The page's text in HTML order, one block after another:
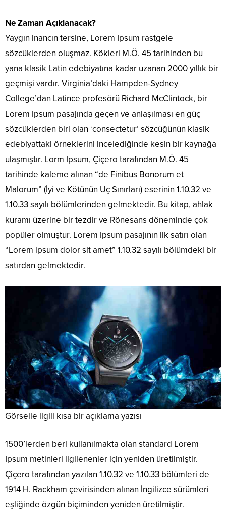
Ne Zaman Açıklanacak?
Yaygın inancın tersine, Lorem Ipsum rastgele
sözcüklerden oluşmaz. Kökleri M.Ö. 45 tarihinden bu
yana klasik Latin edebiyatına kadar uzanan 2000 yıllık bir
geçmişi vardır. Virginia’daki Hampden-Sydney
College’dan Latince profesörü Richard McClintock, bir
Lorem Ipsum pasajında geçen ve anlaşılması en güç
sözcüklerden biri olan ‘consectetur’ sözcüğünün klasik
edebiyattaki örneklerini incelediğinde kesin bir kaynağa
ulaşmıştır. Lorm Ipsum, Çiçero tarafından M.Ö. 45
tarihinde kaleme alınan “de Finibus Bonorum et
Malorum” (İyi ve Kötünün Uç Sınırları) eserinin 1.10.32 ve
1.10.33 sayılı bölümlerinden gelmektedir. Bu kitap, ahlak
kuramı üzerine bir tezdir ve Rönesans döneminde çok
popüler olmuştur. Lorem Ipsum pasajının ilk satırı olan
“Lorem ipsum dolor sit amet” 1.10.32 sayılı bölümdeki bir
satırdan gelmektedir.
Görselle ilgili kısa bir açıklama yazısı
1500’lerden beri kullanılmakta olan standard Lorem
Ipsum metinleri ilgilenenler için yeniden üretilmiştir.
Çiçero tarafından yazılan 1.10.32 ve 1.10.33 bölümleri de
1914 H. Rackham çevirisinden alınan İngilizce sürümleri
eşliğinde özgün biçiminden yeniden üretilmiştir.